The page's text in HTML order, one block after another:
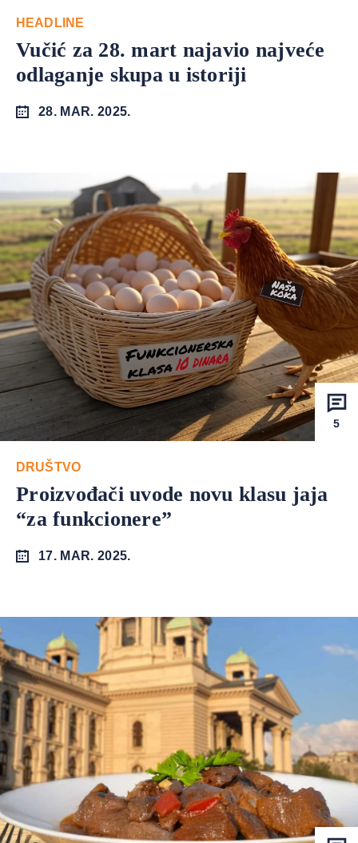
HEADLINE
Vučić za 28. mart najavio najveće
odlaganje skupa u istoriji
28. MAR. 2025.
5
DRUŠTVO
Proizvođači uvode novu klasu jaja
“za funkcionere”
17. MAR. 2025.